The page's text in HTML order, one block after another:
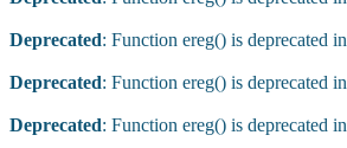
Deprecated: Function ereg() is deprecated in
Deprecated: Function ereg() is deprecated in
Deprecated: Function ereg() is deprecated in